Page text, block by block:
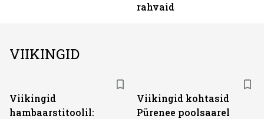
rahvaid
VIIKINGID
Viikingid
hambaarstitoolil:
Viikingid kohtasid
Pürenee poolsaarel